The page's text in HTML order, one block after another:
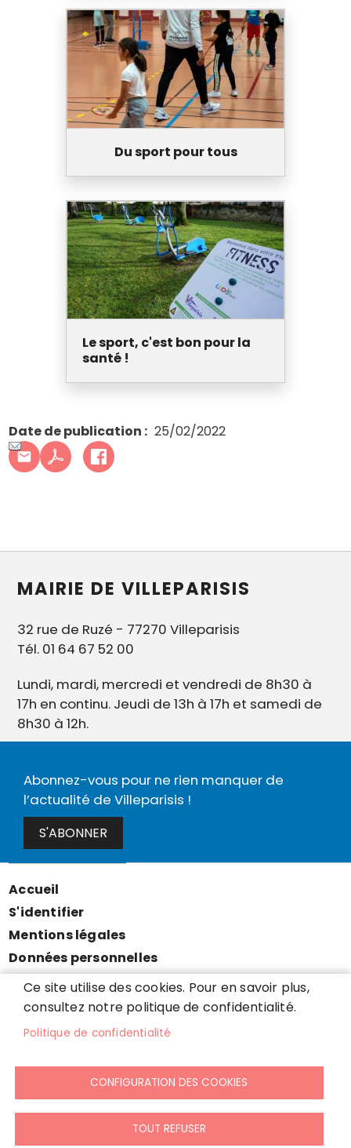
Du sport pour tous
Le sport, c'est bon pour la
santé !
Date de publication 25/02/2022
MAIRIE DE VILLEPARISIS
32 rue de Ruzé - 77270 Villeparisis
Tél. 01 64 67 52 00
Lundi, mardi, mercredi et vendredi de 8h30 à
17h en continu. Jeudi de 13h à 17h et samedi de
8h30 à 12h.
Abonnez-vous pour ne rien manquer de
l’actualité de Villeparisis !
S'ABONNER
Menu
Pied
de
page
Accueil
S'identifier
Mentions légales
Données personnelles
Accessibilité : partiellement conforme
Cookies
Contact
Plan du site
Ce site utilise des cookies. Pour en savoir plus,
consultez notre politique de confidentialité.
Politique de confidentialité
CONFIGURATION DES COOKIES
TOUT REFUSER